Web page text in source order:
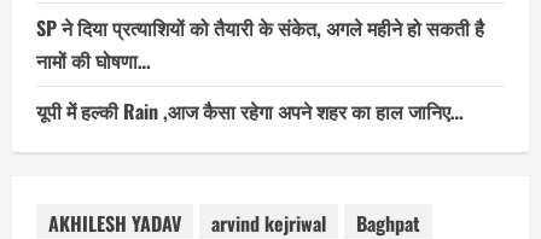
SP ने दिया प्रत्याशियों को तैयारी के संकेत, अगले महीने हो सकती है
नामों की घोषणा…
यूपी में हल्की Rain ,आज कैसा रहेगा अपने शहर का हाल जानिए…
AKHILESH YADAV arvind kejriwal
Baghpat